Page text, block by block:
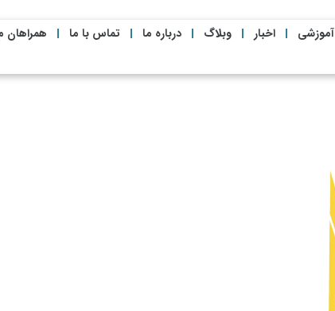
اخبار وبلاگ درباره ما تماس با ما همراهان